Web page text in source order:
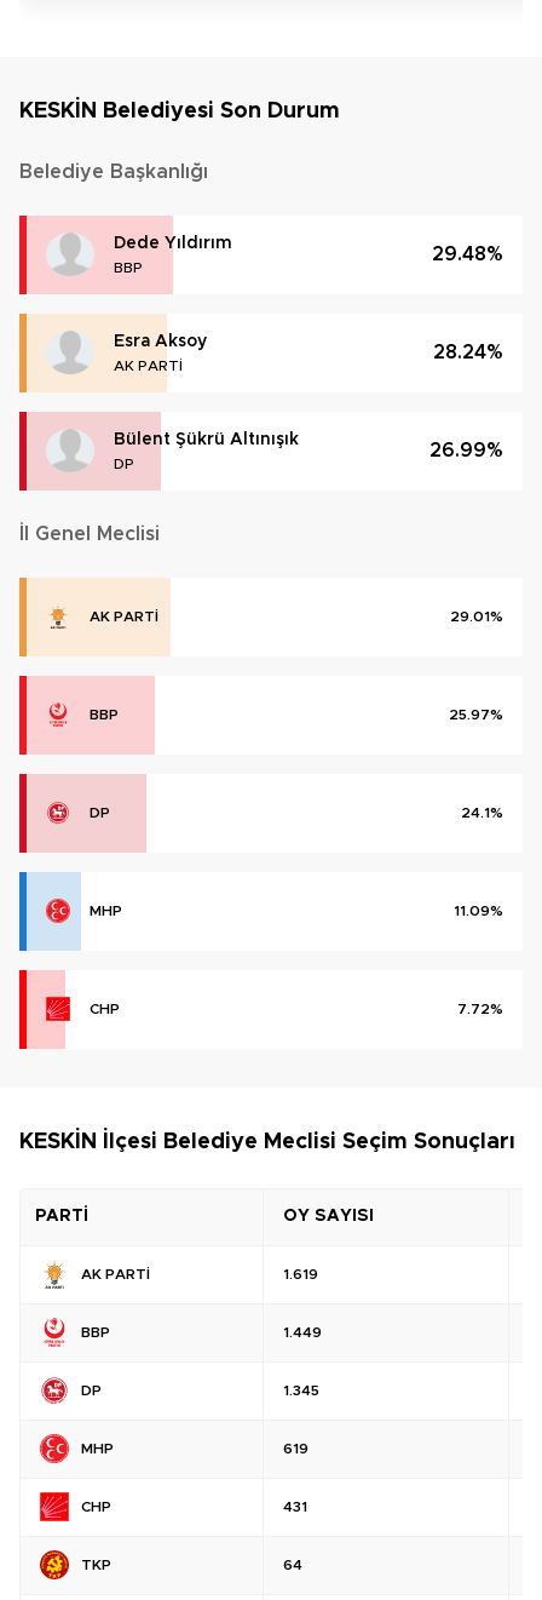
KESKİN Belediyesi Son Durum
Belediye Başkanlığı
Dede Yıldırım
BBP
29.48%
Esra Aksoy
AK PARTİ
28.24%
Bülent Şükrü Altınışık
DP
26.99%
İl Genel Meclisi
AK PARTİ 29.01%
BBP 25.97%
DP 24.1%
MHP 11.09%
CHP 7.72%
KESKİN İlçesi Belediye Meclisi Seçim Sonuçları
PARTİ OY SAYISI
AK PARTİ 1.619
BBP 1.449
DP 1.345
MHP 619
CHP 431
TKP 64